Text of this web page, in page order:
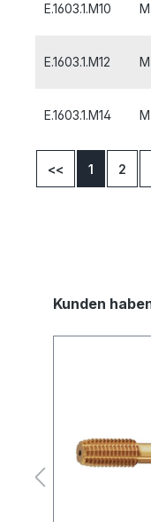
E.1603.1.M10
E.1603.1.M12
E.1603.1.M14
<< 1 2
Kunden